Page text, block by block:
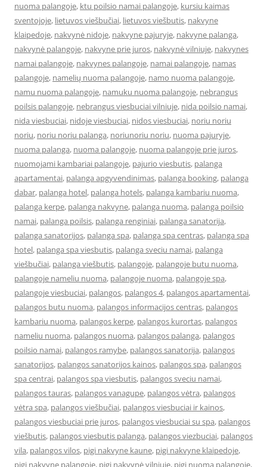
nuoma palangoje, ktu poilsio namai palangoje, kursiu kaimas
sventojoje, lietuvos viešbučiai, lietuvos viešbutis, nakvyne
klaipedoje, nakvynė nidoje, nakvyne pajuryje, nakvyne palanga,
nakvynė palangoje, nakvyne prie juros, nakvynė vilniuje, nakvynes
namai palangoje, nakvynes palangoje, namai palangoje, namas
palangoje, namelių nuoma palangoje, namo nuoma palangoje,
namu nuoma palangoje, namuku nuoma palangoje, nebrangus
poilsis palangoje, nebrangus viesbuciai vilniuje, nida poilsio namai,
nida viesbuciai, nidoje viesbuciai, nidos viesbuciai, noriu noriu
noriu, noriu noriu palanga, noriunoriu noriu, nuoma pajuryje,
nuoma palanga, nuoma palangoje, nuoma palangoje prie juros,
nuomojami kambariai palangoje, pajurio viesbutis, palanga
apartamentai, palanga apgyvendinimas, palanga booking, palanga
dabar, palanga hotel, palanga hotels, palanga kambariu nuoma,
palanga kerpe, palanga nakvyne, palanga nuoma, palanga poilsio
namai, palanga poilsis, palanga renginiai, palanga sanatorija,
palanga sanatorijos, palanga spa, palanga spa centras, palanga spa
hotel, palanga spa viesbutis, palanga sveciu namai, palanga
viešbučiai, palanga viešbutis, palangoje, palangoje butu nuoma,
palangoje nameliu nuoma, palangoje nuoma, palangoje spa,
palangoje viesbuciai, palangos, palangos 4, palangos apartamentai,
palangos butu nuoma, palangos informacijos centras, palangos
kambariu nuoma, palangos kerpe, palangos kurortas, palangos
nameliu nuoma, palangos nuoma, palangos palanga, palangos
poilsio namai, palangos ramybe, palangos sanatorija, palangos
sanatorijos, palangos sanatorijos kainos, palangos spa, palangos
spa centrai, palangos spa viesbutis, palangos sveciu namai,
palangos tauras, palangos vanagupe, palangos vėtra, palangos
vėtra spa, palangos viešbučiai, palangos viesbuciai ir kainos,
palangos viesbuciai prie juros, palangos viesbuciai su spa, palangos
viešbutis, palangos viesbutis palanga, palangos viezbuciai, palangos
vila, palangos vilos, pigi nakvyne kaune, pigi nakvyne klaipedoje,
pigi nakvyne palangoje, pigi nakvynė vilniuje, pigi nuoma palangoje,